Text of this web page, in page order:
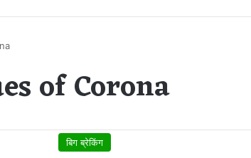
of Corona
बिग ब्रेकिंग